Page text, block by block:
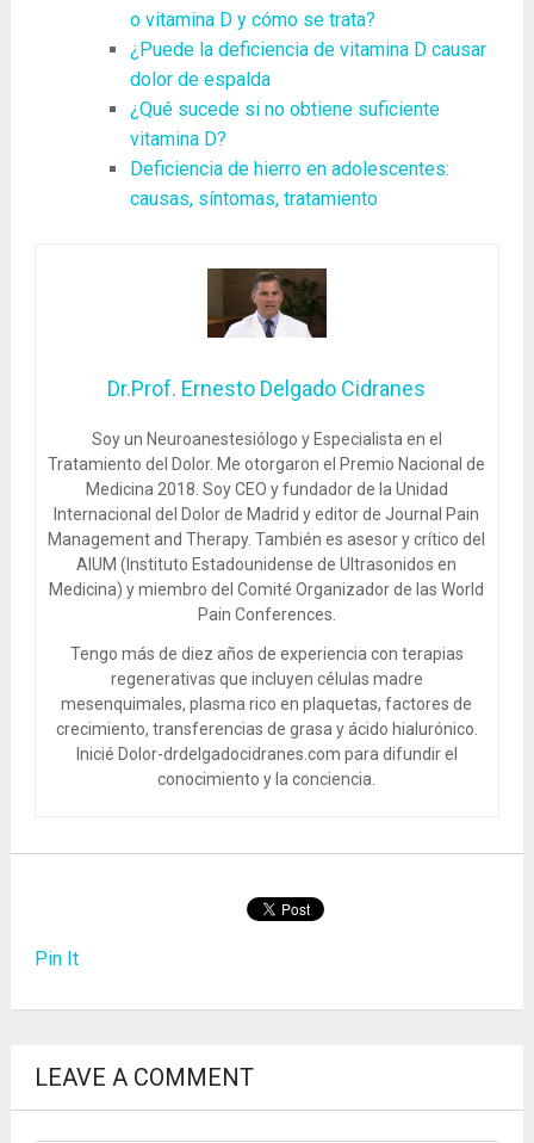
o vitamina D y cómo se trata?
¿Puede la deficiencia de vitamina D causar
dolor de espalda
¿Qué sucede si no obtiene suficiente
vitamina D?
Deficiencia de hierro en adolescentes:
causas, síntomas, tratamiento
Dr.Prof. Ernesto Delgado Cidranes
Soy un Neuroanestesiólogo y Especialista en el
Tratamiento del Dolor. Me otorgaron el Premio Nacional de
Medicina 2018. Soy CEO y fundador de la Unidad
Internacional del Dolor de Madrid y editor de Journal Pain
Management and Therapy. También es asesor y crítico del
AIUM (Instituto Estadounidense de Ultrasonidos en
Medicina) y miembro del Comité Organizador de las World
Pain Conferences.
Tengo más de diez años de experiencia con terapias
regenerativas que incluyen células madre
mesenquimales, plasma rico en plaquetas, factores de
crecimiento, transferencias de grasa y ácido hialurónico.
Inicié Dolor-drdelgadocidranes.com para difundir el
conocimiento y la conciencia.
Pin It
LEAVE A COMMENT